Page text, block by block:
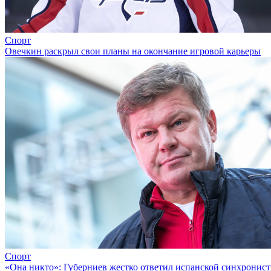
Спорт
Овечкин раскрыл свои планы на окончание игровой карьеры
Спорт
«Она никто»: Губерниев жестко ответил испанской